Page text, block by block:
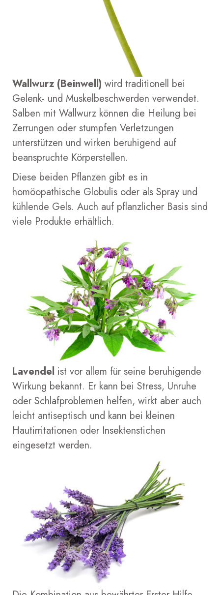
Wallwurz (Beinwell) wird traditionell bei
Gelenk- und Muskelbeschwerden verwendet.
Salben mit Wallwurz können die Heilung bei
Zerrungen oder stumpfen Verletzungen
unterstützen und wirken beruhigend auf
beanspruchte Körperstellen.
Diese beiden Pflanzen gibt es in
homöopathische Globulis oder als Spray und
kühlende Gels. Auch auf pflanzlicher Basis sind
viele Produkte erhältlich.
Lavendel ist vor allem für seine beruhigende
Wirkung bekannt. Er kann bei Stress, Unruhe
oder Schlafproblemen helfen, wirkt aber auch
leicht antiseptisch und kann bei kleinen
Hautirritationen oder Insektenstichen
eingesetzt werden.